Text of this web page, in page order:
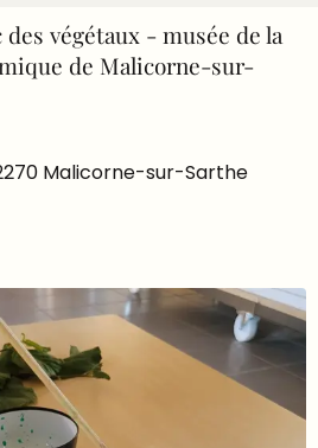
végétaux - musée de la
de Malicorne-sur-
Malicorne-sur-Sarthe